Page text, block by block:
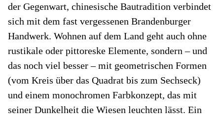
der Gegenwart, chinesische Bautradition verbindet
sich mit dem fast vergessenen Brandenburger
Handwerk. Wohnen auf dem Land geht auch ohne
rustikale oder pittoreske Elemente, sondern – und
das noch viel besser – mit geometrischen Formen
(vom Kreis über das Quadrat bis zum Sechseck)
und einem monochromen Farbkonzept, das mit
seiner Dunkelheit die Wiesen leuchten lässt. Ein